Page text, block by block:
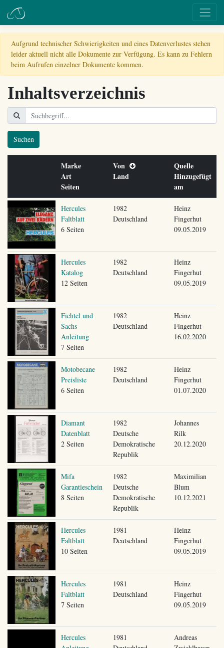
Aufgrund technischer Schwierigkeiten und eines Datenverlustes stehen
leider aktuell nicht alle Dokumente zur Verfügung. Es kann zu Fehlern
beim Aufrufen einzelner Dokumente kommen.
Inhaltsverzeichnis
Suchen
Marke
Art
Seiten
Von
Land
Quelle
Hinzugefügt
am
Hercules
Faltblatt
6 Seiten
1982
Deutschland
Heinz
Fingerhut
09.05.2019
Hercules
Katalog
12 Seiten
1982
Deutschland
Heinz
Fingerhut
09.05.2019
Fichtel und
Sachs
Anleitung
7 Seiten
1982
Deutschland
Heinz
Fingerhut
16.02.2020
Motobecane
Preisliste
6 Seiten
1982
Deutschland
Heinz
Fingerhut
01.07.2020
Diamant
Datenblatt
2 Seiten
1982
Deutsche
Demokratische
Republik
Johannes
Rilk
20.12.2020
Mifa
Garantieschein
8 Seiten
1982
Deutsche
Demokratische
Republik
Maximilian
Blum
10.12.2021
Hercules
Faltblatt
10 Seiten
1981
Deutschland
Heinz
Fingerhut
09.05.2019
Hercules
Faltblatt
7 Seiten
1981
Deutschland
Heinz
Fingerhut
09.05.2019
Hercules
1981
Andreas